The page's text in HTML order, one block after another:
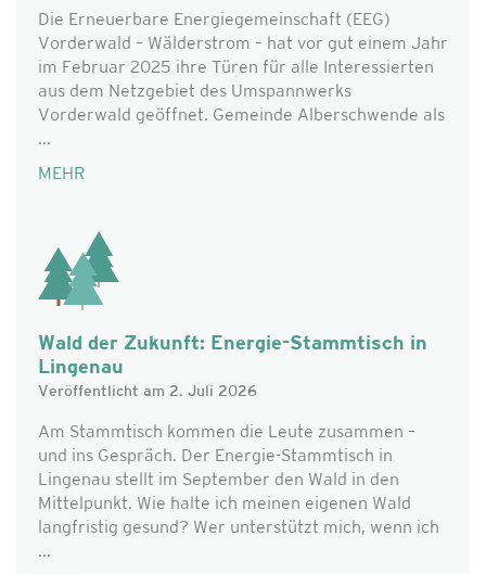
Die Erneuerbare Energiegemeinschaft (EEG)
Vorderwald – Wälderstrom – hat vor gut einem Jahr
im Februar 2025 ihre Türen für alle Interessierten
aus dem Netzgebiet des Umspannwerks
Vorderwald geöffnet. Gemeinde Alberschwende als
...
MEHR
Wald der Zukunft: Energie-Stammtisch in
Lingenau
Veröffentlicht am 2. Juli 2026
Am Stammtisch kommen die Leute zusammen –
und ins Gespräch. Der Energie-Stammtisch in
Lingenau stellt im September den Wald in den
Mittelpunkt. Wie halte ich meinen eigenen Wald
langfristig gesund? Wer unterstützt mich, wenn ich
...